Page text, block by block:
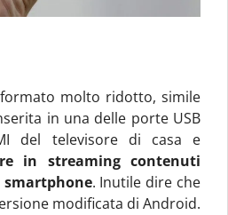
molto ridotto, simile
in una delle porte USB
del televisore di casa e
in streaming contenuti
. Inutile dire che
modificata di Android.